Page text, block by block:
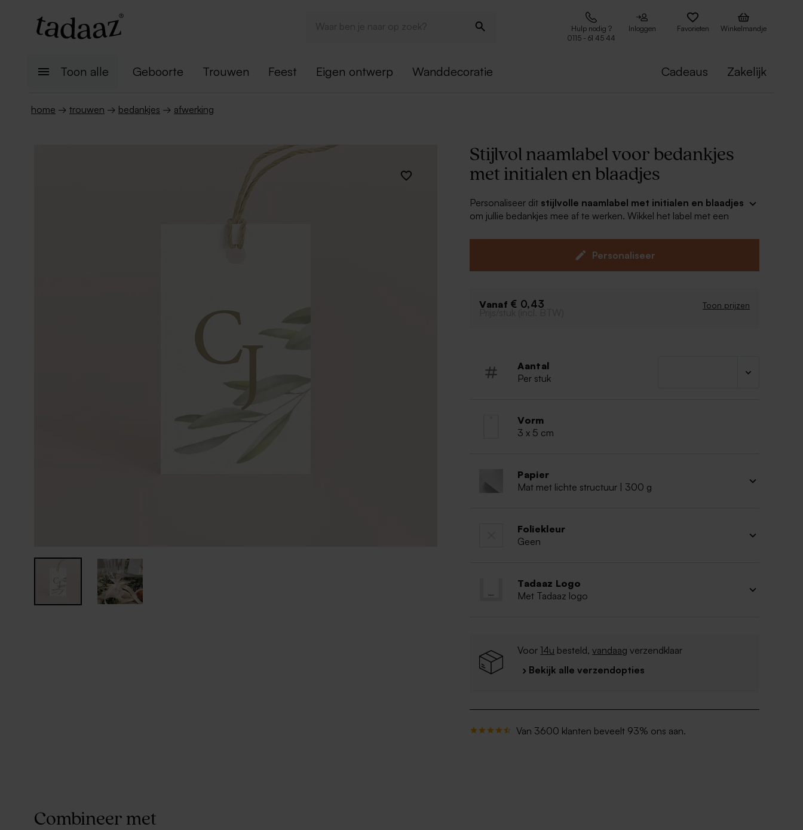
Hulp nodig ?
0115 - 61 45 44
Inloggen Favorieten Winkelmandje
Toon alle Geboorte Trouwen Feest Eigen ontwerp Wanddecoratie Cadeaus Zakelijk
home → trouwen → bedankjes → afwerking
Stijlvol naamlabel voor bedankjes
met initialen en blaadjes
Personaliseer dit stijlvolle naamlabel met initialen en blaadjes
om jullie bedankjes mee af te werken. Wikkel het label met een
resultaat! Een prachtig aandenken aan dit bijzonder moment.
Bij deze labels wordt een koord van 50 cm meegeleverd.
Personaliseer
Vanaf € 0,43 Toon prijzen
Prijs/stuk (incl. BTW)
Aantal
Per stuk
Vorm
3 x 5 cm
Papier
Mat met lichte structuur | 300 g
Foliekleur
Geen
Tadaaz Logo
Met Tadaaz logo
Voor14u besteld,vandaag verzendklaar
› Bekijk alle verzendopties
Van 3600 klanten beveelt 93% ons aan.
Combineer met